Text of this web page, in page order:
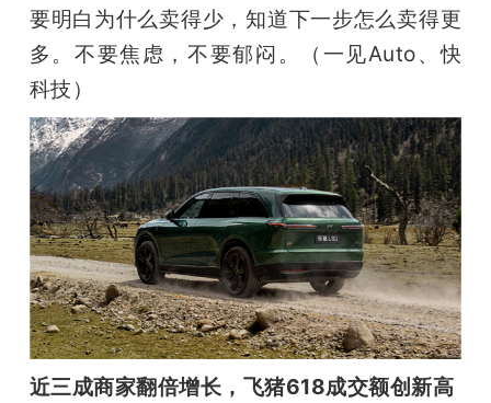
要明白为什么卖得少，知道下一步怎么卖得更
多。不要焦虑，不要郁闷。（一见Auto、快
科技）
近三成商家翻倍增长，飞猪618成交额创新高